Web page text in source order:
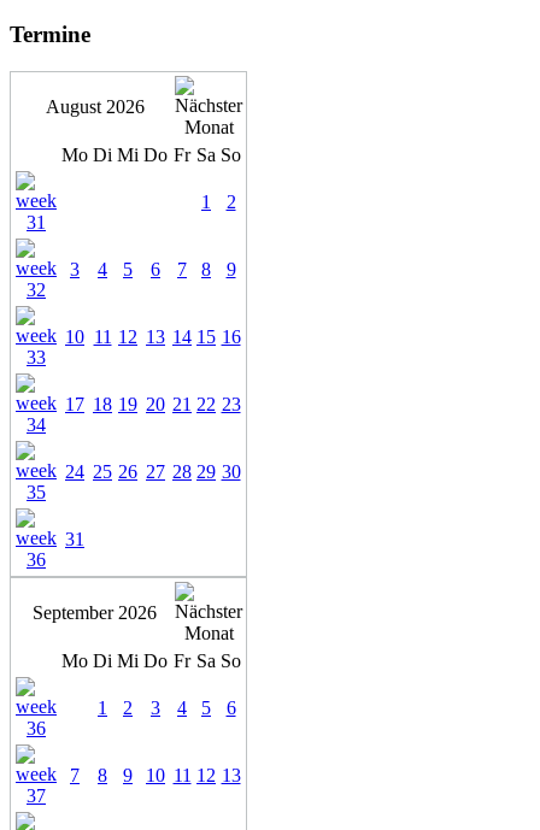
Termine
August 2026
Mo Di Mi Do Fr Sa So
1 2
3 4 5 6 7 8 9
10 11 12 13 14 15 16
17 18 19 20 21 22 23
24 25 26 27 28 29 30
31
September 2026
Mo Di Mi Do Fr Sa So
1 2 3 4 5 6
7 8 9 10 11 12 13